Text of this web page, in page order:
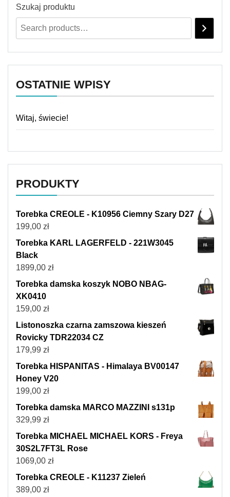
Szukaj produktu
OSTATNIE WPISY
Witaj, świecie!
PRODUKTY
Torebka CREOLE - K10956 Ciemny Szary D27
199,00 zł
Torebka KARL LAGERFELD - 221W3045
Black
1899,00 zł
Torebka damska koszyk NOBO NBAG-
XK0410
159,00 zł
Listonoszka czarna zamszowa kieszeń
Rovicky TDR22034 CZ
179,99 zł
Torebka HISPANITAS - Himalaya BV00147
Honey V20
199,00 zł
Torebka damska MARCO MAZZINI s131p
329,99 zł
Torebka MICHAEL MICHAEL KORS - Freya
30S2L7FT3L Rose
1069,00 zł
Torebka CREOLE - K11237 Zieleń
389,00 zł